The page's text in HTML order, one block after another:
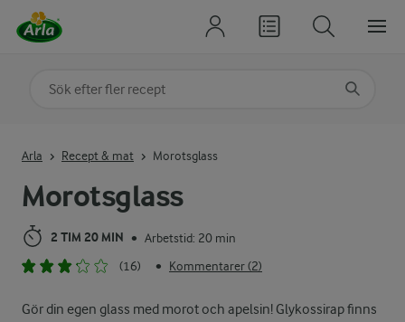
Morotsglass
2 TIM 20 MIN • Arbetstid: 20 min
(16)
• Kommentarer (2)
Gör din egen glass med morot och apelsin! Glykossirap finns
Arla Recept & mat Morotsglass
Sök på kategori eller ingrediens